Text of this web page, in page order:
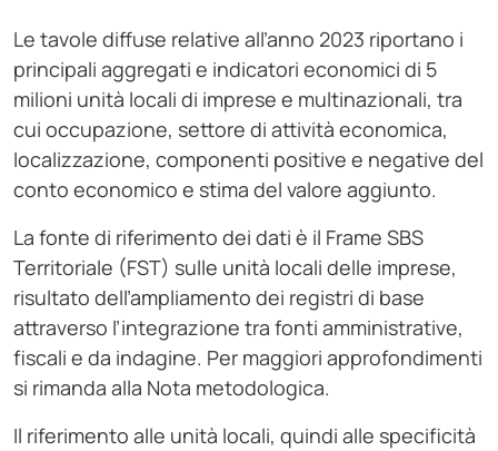
Le tavole diffuse relative all’anno 2023 riportano i
principali aggregati e indicatori economici di 5
milioni unità locali di imprese e multinazionali, tra
cui occupazione, settore di attività economica,
localizzazione, componenti positive e negative del
conto economico e stima del valore aggiunto.
La fonte di riferimento dei dati è il Frame SBS
Territoriale (FST) sulle unità locali delle imprese,
risultato dell’ampliamento dei registri di base
attraverso l’integrazione tra fonti amministrative,
fiscali e da indagine. Per maggiori approfondimenti
si rimanda alla Nota metodologica.
Il riferimento alle unità locali, quindi alle specificità